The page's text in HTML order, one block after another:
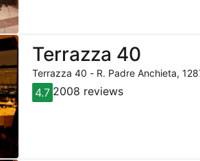
Terrazza 40
Terrazza 40 - R. Padre Anchieta,
4.7 2008 reviews